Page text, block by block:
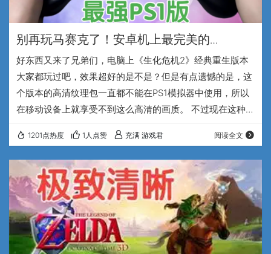
别再玩马赛克了！安卓机上最完美的
PS1《生化危机2》，一键导入，告别繁琐
好东西又来了兄弟们，电脑上《生化危机2》经典重生版本
大家都玩过吧，效果超好的是不是？但是有点遗憾的是，这
个版本的高清纹理包一直都不能在PS1模拟器中使用，所以
在移动设备上就享受不到这么高清的画质。 不过现在这种遗
href="https://space.bilibili.com/388401326"
target="_blank"]B站主页[/icon-url]，就把经典重生项目中
的Enhance2.0高清纹理包，直接移植到了PS1版本中，我去
这可是一个大工程啊…
1201点热度 1人点赞 充满 游戏君 阅读全文